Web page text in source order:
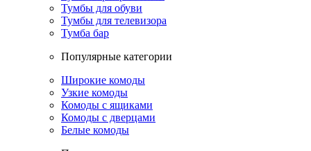
Тумбы для обуви
Тумбы для телевизора
Тумба бар
Популярные категории
Широкие комоды
Узкие комоды
Комоды с ящиками
Комоды с дверцами
Белые комоды